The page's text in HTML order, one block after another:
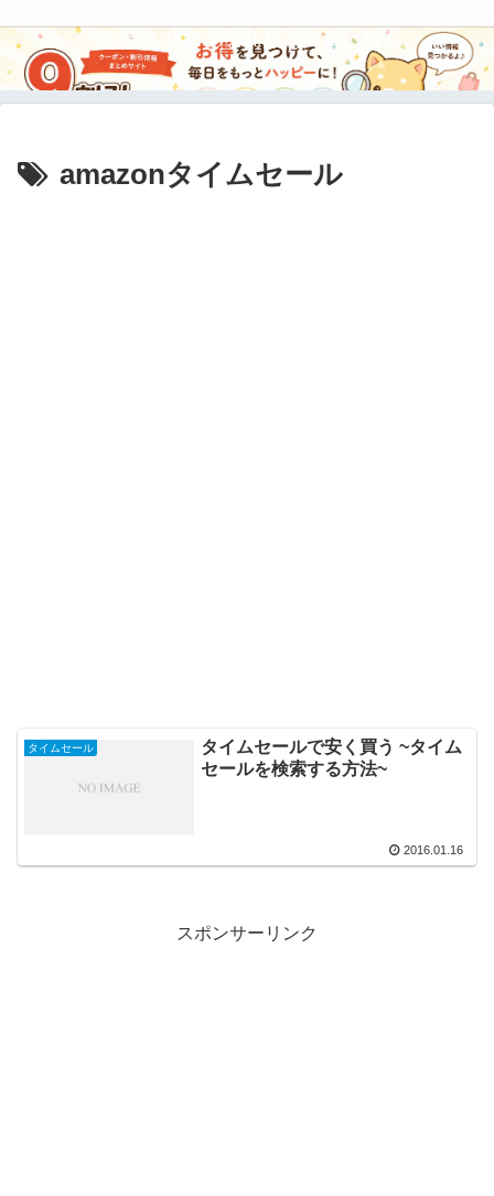
9割引されている商品を簡単に検索
amazonタイムセール
タイムセール
タイムセールで安く買う ~タイム
セールを検索する方法~
2016.01.16
スポンサーリンク